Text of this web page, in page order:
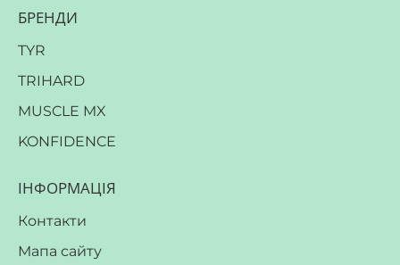
БРЕНДИ
TYR
TRIHARD
MUSCLE MX
KONFIDENCE
ІНФОРМАЦІЯ
Контакти
Мапа сайту